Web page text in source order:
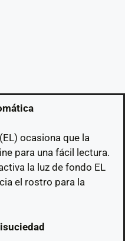
ocasiona que la
para una fácil lectura.
la luz de fondo EL
el rostro para la